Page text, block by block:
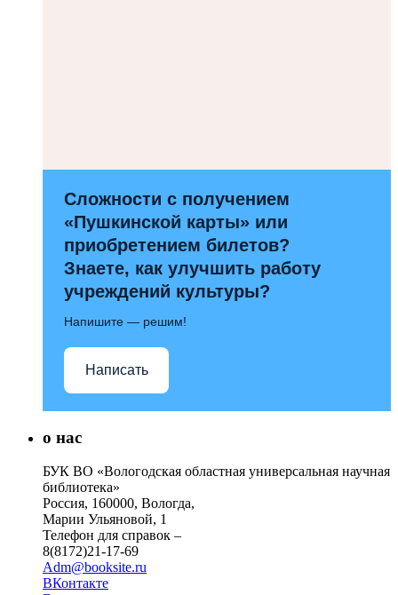
Сложности с получением
«Пушкинской карты» или
приобретением билетов?
Знаете, как улучшить работу
учреждений культуры?
Напишите — решим!
Написать
о нас
БУК ВО «Вологодская областная универсальная научная
библиотека»
Россия, 160000, Вологда,
Марии Ульяновой, 1
Телефон для справок –
8(8172)21-17-69
Adm@booksite.ru
ВКонтакте